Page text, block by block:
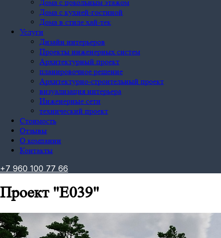
Дома с цокольным этажом
Дома с кухней-гостиной
Дома в стиле хай-тек
Услуги
Дизайн интерьеров
Проекты инженерных систем
Архитектурный проект
планировочное решение
Архитектурно-строительный проект
визуализация интерьера
Инженерные сети
технический проект
Стоимость
Отзывы
О компании
Контакты
+7 960 100 77 66
Проект "E039"